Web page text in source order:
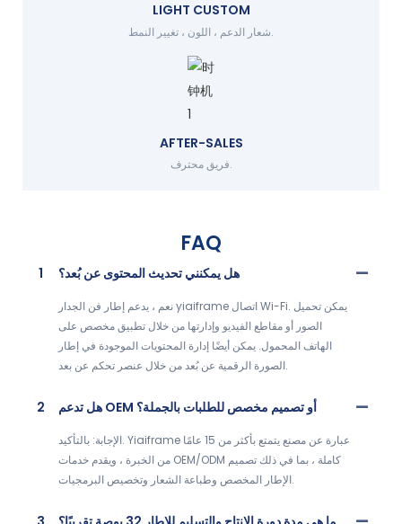
LIGHT CUSTOM
شعار الدعم ، اللون ، تغيير النمط.
AFTER-SALES
فريق محترف.
FAQ
1 هل يمكنني تحديث المحتوى عن بُعد؟
نعم ، يدعم إطار فن الجدار yiaiframe اتصال Wi-Fi. يمكن تحميل
الصور أو مقاطع الفيديو وإدارتها من خلال تطبيق مخصص على
الهاتف المحمول. يمكن أيضًا إدارة المحتويات الموجودة في إطار
الصورة الرقمية عن بُعد من خلال عنصر تحكم عن بعد.
2 هل تدعم OEM أو تصميم مخصص للطلبات بالجملة؟
الإجابة: بالتأكيد. Yiaiframe عبارة عن مصنع يتمتع بأكثر من 15 عامًا
من الخبرة ، ويقدم خدمات OEM/ODM كاملة ، بما في ذلك تصميم
الإطار المخصص وطباعة الشعار وتخصيص البرمجيات.